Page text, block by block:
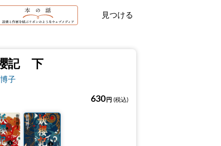
見つける
記 下
子
630 円 (税込)